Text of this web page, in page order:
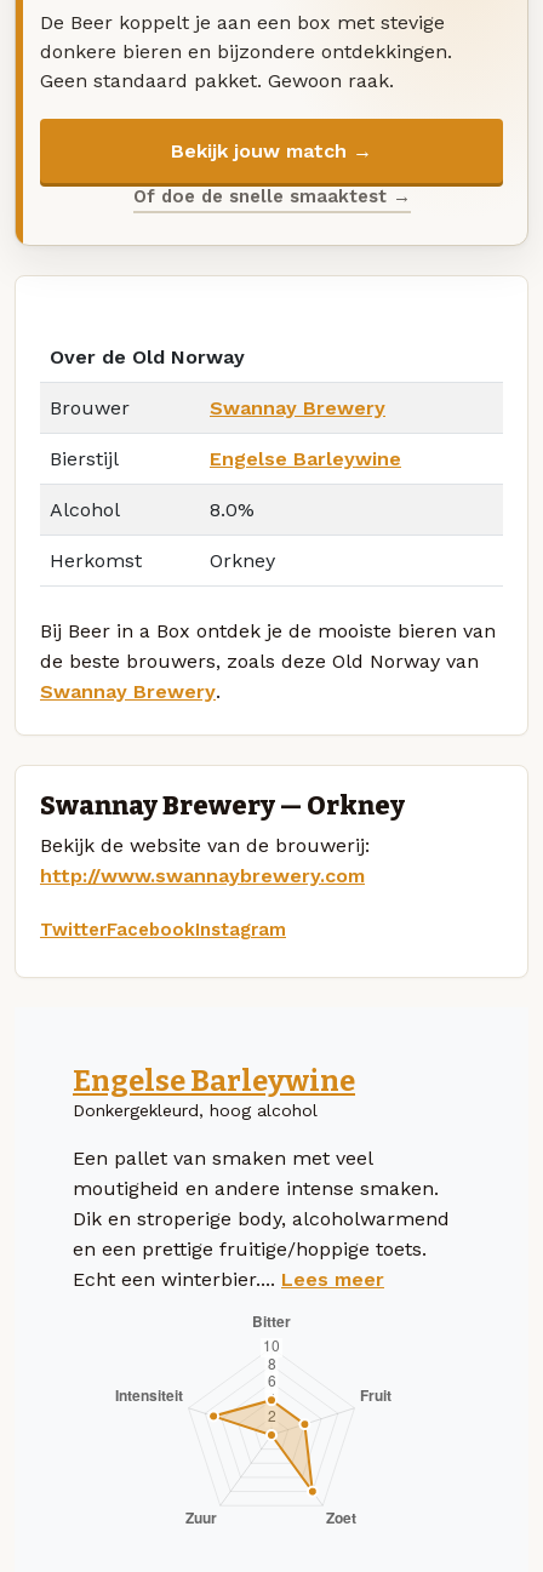
De Beer koppelt je aan een box met stevige
donkere bieren en bijzondere ontdekkingen.
Geen standaard pakket. Gewoon raak.
Bekijk jouw match →
Of doe de snelle smaaktest →
Over de Old Norway
Brouwer Swannay Brewery
Bierstijl Engelse Barleywine
Alcohol 8.0%
Herkomst Orkney
Bij Beer in a Box ontdek je de mooiste bieren van
de beste brouwers, zoals deze Old Norway van
Swannay Brewery.
Swannay Brewery — Orkney
Bekijk de website van de brouwerij:
http://www.swannaybrewery.com
TwitterFacebookInstagram
Engelse Barleywine
Donkergekleurd, hoog alcohol
Een pallet van smaken met veel
moutigheid en andere intense smaken.
Dik en stroperige body, alcoholwarmend
en een prettige fruitige/hoppige toets.
Echt een winterbier.... Lees meer